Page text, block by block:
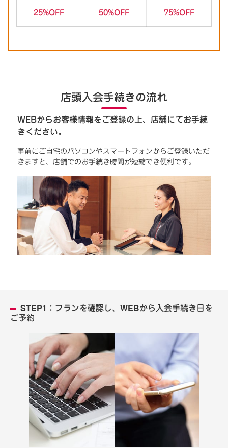
25%OFF 50%OFF 75%OFF
店頭入会手続きの流れ
WEBからお客様情報をご登録の上、店舗にてお手続
きください。
事前にご自宅のパソコンやスマートフォンからご登録いただ
きますと、店舗でのお手続き時間が短縮でき便利です。
STEP1：プランを確認し、WEBから入会手続き日を
ご予約